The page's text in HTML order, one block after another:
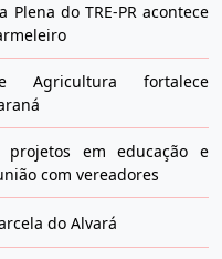
Plena do TRE-PR acontece
Agricultura fortalece
projetos em educação e
com vereadores
do Alvará